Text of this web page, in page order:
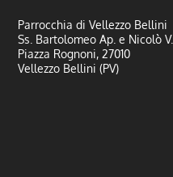
Parrocchia di Vellezzo Bellini
Ss. Bartolomeo Ap. e Nicolò V.
Piazza Rognoni, 27010
Vellezzo Bellini (PV)